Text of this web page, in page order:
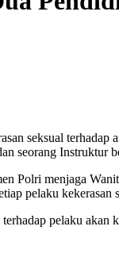
seksual
seorang Instruktur
Polri menjaga
pelaku kekerasan
pelaku